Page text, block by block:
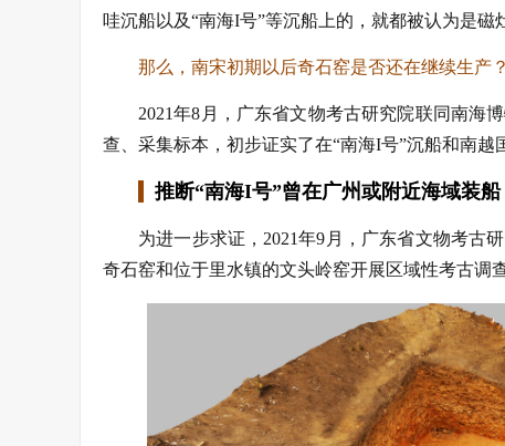
哇沉船以及“南海I号”等沉船上的，就都被认为是磁
那么，南宋初期以后奇石窑是否还在继续生产
2021年8月，广东省文物考古研究院联同南海
查、采集标本，初步证实了在“南海I号”沉船和南越
推断“南海I号”曾在广州或附近海域装船
为进一步求证，2021年9月，广东省文物考古
奇石窑和位于里水镇的文头岭窑开展区域性考古调